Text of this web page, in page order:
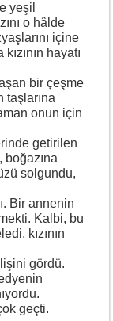
yeşil
o hâlde
içine
hayatı
bir çeşme
taşlarına
onun için
getirilen
boğazına
solgundu,
Bir annenin
Kalbi, bu
kızının
gördü.
geçti.